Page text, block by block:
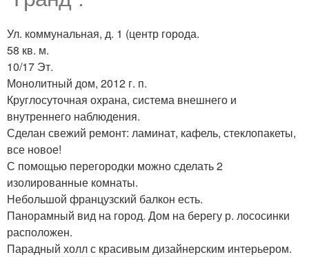
Ул. коммунальная, д. 1 (центр города.
58 кв. м.
10/17 Эт.
Монолитный дом, 2012 г. п.
Круглосуточная охрана, система внешнего и
внутреннего наблюдения.
Сделан свежий ремонт: ламинат, кафель, стеклопакеты,
все новое!
С помощью перегородки можно сделать 2
изолированные комнаты.
Небольшой французский балкон есть.
Панорамный вид на город. Дом на берегу р. лососинки
расположен.
Парадный холл с красивым дизайнерским интерьером.